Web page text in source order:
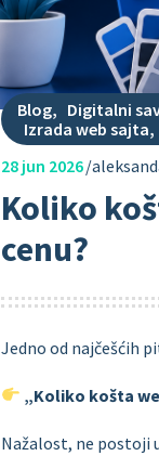
Blog, Digitalni
Izrada web sajta,
28jun 2026
Koliko
cenu?
Jedno od najčešćih
„Koliko košta
Nažalost, ne postoji